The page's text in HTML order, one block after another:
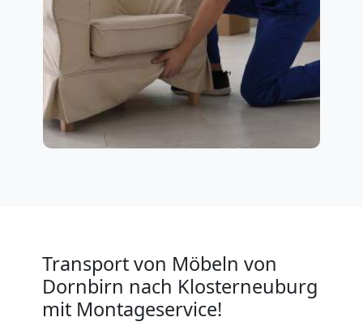
Transport von Möbeln von
Dornbirn nach Klosterneuburg
mit Montageservice!